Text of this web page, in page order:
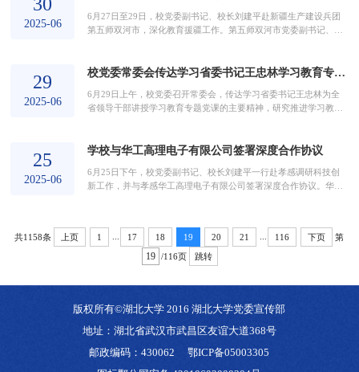
要深刻认识抓好巡察整改是当前和今后一个时期最严肃...
30
2025-06
6月27日至29日，校党委副书记、校长刘建平赴新疆生产建设兵团
第五师双河市，深化教育援疆工作。第五师双河市党委副书记、师
校地合作座谈会上，刘建平表示，与第五师双河市共建湖北大学附
体措施。湖北大学将以此次共建为契机，进一步深化双方...
29
2025-06
校党委常委会传达学习省委书记王忠林学习教育专题党课精神
6月29日上午，校党委召开常委会，传达学习省委书记王忠林为全
省领导干部讲授学习教育专题党课的主要精神，研究推进学习教育
席会议。会上，谢红星传达并领学了王忠林书记党课精神，全体校
纪检监察组、校纪委，党委组织部，党委宣传部等学习...
25
2025-06
学校与华工高理电子有限公司签署深度合作协议
6月25日下午，校党委副书记、校长刘建平一行赴孝感调研科技创
新工作，并与孝感华工高理电子有限公司签署深度合作协议。华工
体运行情况。聂波对刘建平一行表示热烈欢迎，并简要介绍企业研
发情况。希望在智能传感技术领域搭建产学研融合创新平台、共建
实习实践基地，开展校企深度合作。刘建平介绍了湖北大学...
共1158条 上页 1 17 18 19 20 21 116 下页
第
/116页
跳转
版权所有©湖北大学 2016 湖北大学党委宣传部
地址：湖北省武汉市武昌区友谊大道368号
邮政编码：430062
鄂ICP备05003305